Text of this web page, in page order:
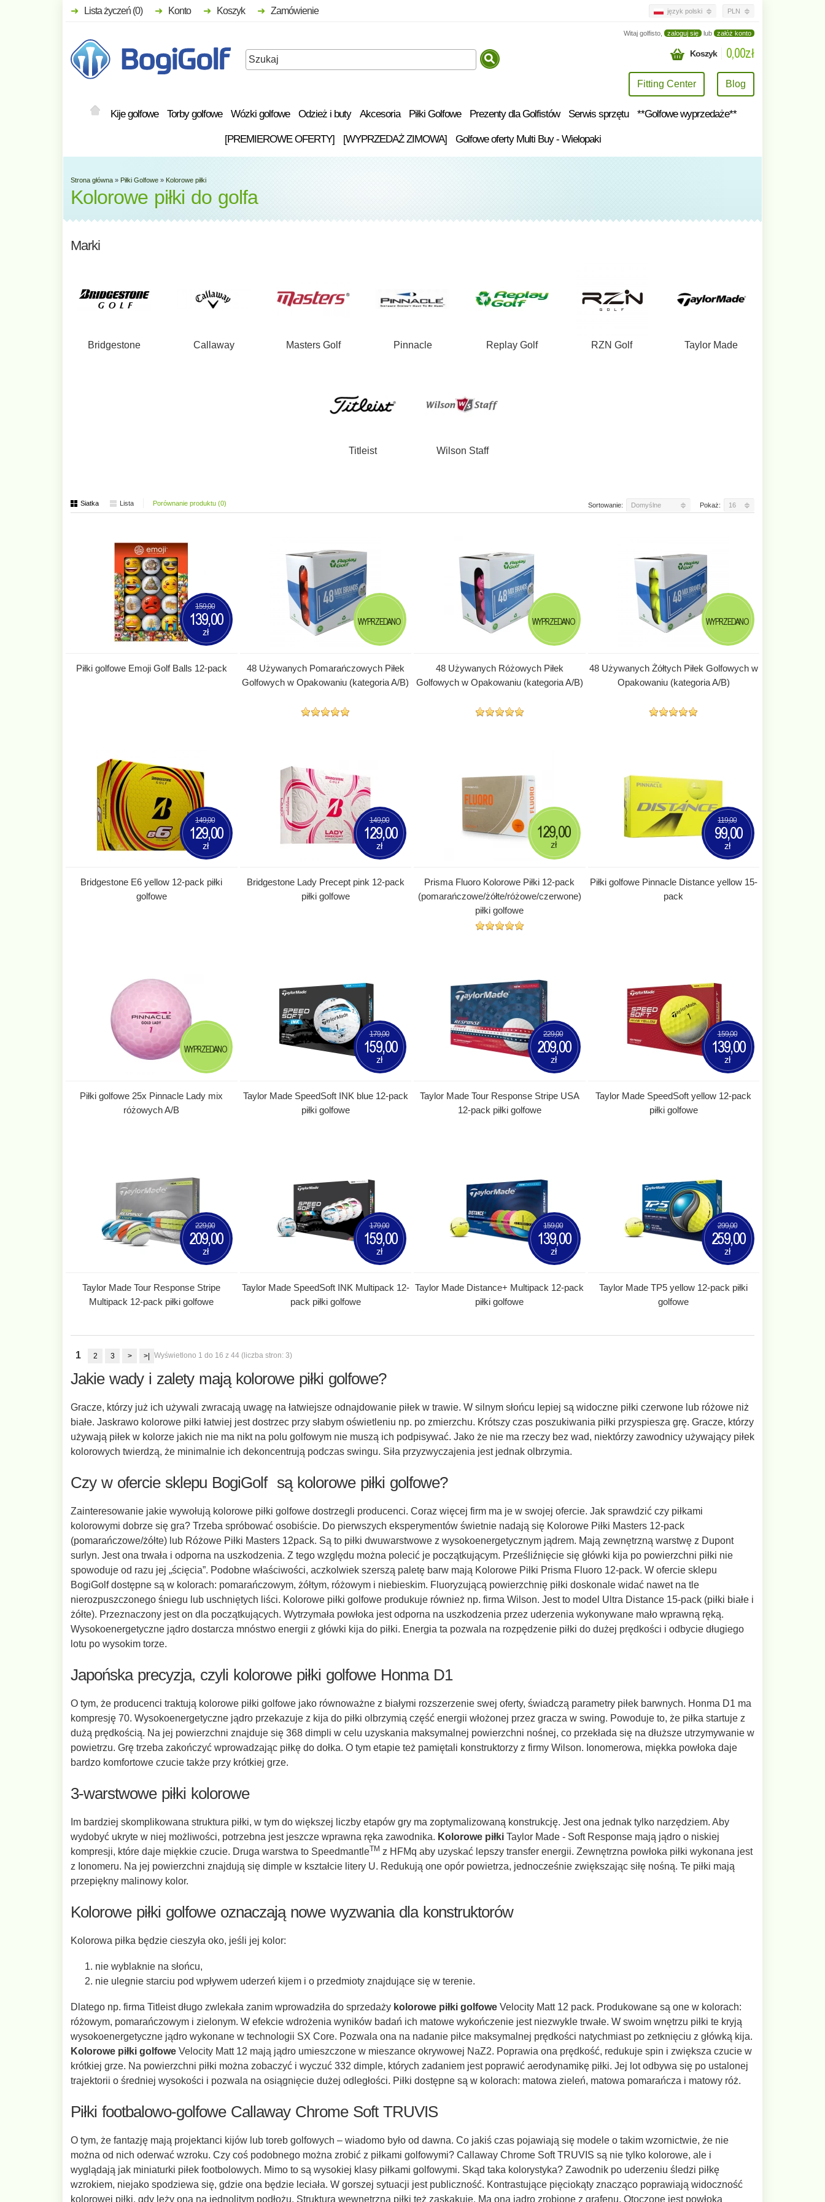
Witaj golfisto, zaloguj się lub załóż konto
Koszyk 0,00zł
Fitting Center Blog
Kije golfowe Torby golfowe Wózki golfowe Odzież i buty Akcesoria Piłki Golfowe Prezenty dla Golfistów Serwis sprzętu **Golfowe wyprzedaże**
[PREMIEROWE OFERTY] [WYPRZEDAŻ ZIMOWA] Golfowe oferty Multi Buy - Wielopaki
Lista życzeń (0) Konto Koszyk Zamówienie język polski PLN
Strona główna » Piłki Golfowe » Kolorowe piłki
Kolorowe piłki do golfa
Marki
Bridgestone Callaway Masters Golf Pinnacle Replay Golf RZN Golf Taylor Made
Titleist Wilson Staff
Sortowanie: Domyślne Pokaż: 16
Siatka Lista Porównanie produktu (0)
Piłki golfowe Emoji Golf Balls 12-pack
159,00
139,00
zł
48 Używanych Pomarańczowych Piłek
Golfowych w Opakowaniu (kategoria A/B)
WYPRZEDANO
48 Używanych Różowych Piłek
Golfowych w Opakowaniu (kategoria A/B)
WYPRZEDANO
48 Używanych Żółtych Piłek Golfowych w
Opakowaniu (kategoria A/B)
WYPRZEDANO
Bridgestone E6 yellow 12-pack piłki
golfowe
149,00
129,00
zł
Bridgestone Lady Precept pink 12-pack
piłki golfowe
149,00
129,00
zł
Prisma Fluoro Kolorowe Piłki 12-pack
(pomarańczowe/żółte/różowe/czerwone)
piłki golfowe
129,00
zł
Piłki golfowe Pinnacle Distance yellow 15-
pack
119,00
99,00
zł
Piłki golfowe 25x Pinnacle Lady mix
różowych A/B
WYPRZEDANO
Taylor Made SpeedSoft INK blue 12-pack
piłki golfowe
179,00
159,00
zł
Taylor Made Tour Response Stripe USA
12-pack piłki golfowe
229,00
209,00
zł
Taylor Made SpeedSoft yellow 12-pack
piłki golfowe
159,00
139,00
zł
Taylor Made Tour Response Stripe
Multipack 12-pack piłki golfowe
229,00
209,00
zł
Taylor Made SpeedSoft INK Multipack 12-
pack piłki golfowe
179,00
159,00
zł
Taylor Made Distance+ Multipack 12-pack
piłki golfowe
159,00
139,00
zł
Taylor Made TP5 yellow 12-pack piłki
golfowe
299,00
259,00
zł
1 2 3 > >| Wyświetlono 1 do 16 z 44 (liczba stron: 3)
Jakie wady i zalety mają kolorowe piłki golfowe?
Gracze, którzy już ich używali zwracają uwagę na łatwiejsze odnajdowanie piłek w trawie. W silnym słońcu lepiej są widoczne piłki czerwone lub różowe niż
białe. Jaskrawo kolorowe piłki łatwiej jest dostrzec przy słabym oświetleniu np. po zmierzchu. Krótszy czas poszukiwania piłki przyspiesza grę. Gracze, którzy
używają piłek w kolorze jakich nie ma nikt na polu golfowym nie muszą ich podpisywać. Jako że nie ma rzeczy bez wad, niektórzy zawodnicy używający piłek
kolorowych twierdzą, że minimalnie ich dekoncentrują podczas swingu. Siła przyzwyczajenia jest jednak olbrzymia.
Czy w ofercie sklepu BogiGolf są kolorowe piłki golfowe?
Zainteresowanie jakie wywołują kolorowe piłki golfowe dostrzegli producenci. Coraz więcej firm ma je w swojej ofercie. Jak sprawdzić czy piłkami
kolorowymi dobrze się gra? Trzeba spróbować osobiście. Do pierwszych eksperymentów świetnie nadają się Kolorowe Piłki Masters 12-pack
(pomarańczowe/żółte) lub Różowe Piłki Masters 12pack. Są to piłki dwuwarstwowe z wysokoenergetycznym jądrem. Mają zewnętrzną warstwę z Dupont
surlyn. Jest ona trwała i odporna na uszkodzenia. Z tego względu można polecić je początkującym. Prześliźnięcie się główki kija po powierzchni piłki nie
spowoduje od razu jej „ścięcia”. Podobne właściwości, aczkolwiek szerszą paletę barw mają Kolorowe Piłki Prisma Fluoro 12-pack. W ofercie sklepu
BogiGolf dostępne są w kolorach: pomarańczowym, żółtym, różowym i niebieskim. Fluoryzującą powierzchnię piłki doskonale widać nawet na tle
nierozpuszczonego śniegu lub uschniętych liści. Kolorowe piłki golfowe produkuje również np. firma Wilson. Jest to model Ultra Distance 15-pack (piłki białe i
żółte). Przeznaczony jest on dla początkujących. Wytrzymała powłoka jest odporna na uszkodzenia przez uderzenia wykonywane mało wprawną ręką.
Wysokoenergetyczne jądro dostarcza mnóstwo energii z główki kija do piłki. Energia ta pozwala na rozpędzenie piłki do dużej prędkości i odbycie długiego
lotu po wysokim torze.
Japońska precyzja, czyli kolorowe piłki golfowe Honma D1
O tym, że producenci traktują kolorowe piłki golfowe jako równoważne z białymi rozszerzenie swej oferty, świadczą parametry piłek barwnych. Honma D1 ma
kompresję 70. Wysokoenergetyczne jądro przekazuje z kija do piłki olbrzymią część energii włożonej przez gracza w swing. Powoduje to, że piłka startuje z
dużą prędkością. Na jej powierzchni znajduje się 368 dimpli w celu uzyskania maksymalnej powierzchni nośnej, co przekłada się na dłuższe utrzymywanie w
powietrzu. Grę trzeba zakończyć wprowadzając piłkę do dołka. O tym etapie też pamiętali konstruktorzy z firmy Wilson. Ionomerowa, miękka powłoka daje
bardzo komfortowe czucie także przy krótkiej grze.
3-warstwowe piłki kolorowe
Im bardziej skomplikowana struktura piłki, w tym do większej liczby etapów gry ma zoptymalizowaną konstrukcję. Jest ona jednak tylko narzędziem. Aby
wydobyć ukryte w niej możliwości, potrzebna jest jeszcze wprawna ręka zawodnika. Kolorowe piłki Taylor Made - Soft Response mają jądro o niskiej
kompresji, które daje miękkie czucie. Druga warstwa to SpeedmantleTM z HFMq aby uzyskać lepszy transfer energii. Zewnętrzna powłoka piłki wykonana jest
z Ionomeru. Na jej powierzchni znajdują się dimple w kształcie litery U. Redukują one opór powietrza, jednocześnie zwiększając siłę nośną. Te piłki mają
przepiękny malinowy kolor.
Kolorowe piłki golfowe oznaczają nowe wyzwania dla konstruktorów
Kolorowa piłka będzie cieszyła oko, jeśli jej kolor:
nie wyblaknie na słońcu,
nie ulegnie starciu pod wpływem uderzeń kijem i o przedmioty znajdujące się w terenie.
Dlatego np. firma Titleist długo zwlekała zanim wprowadziła do sprzedaży kolorowe piłki golfowe Velocity Matt 12 pack. Produkowane są one w kolorach:
różowym, pomarańczowym i zielonym. W efekcie wdrożenia wyników badań ich matowe wykończenie jest niezwykle trwałe. W swoim wnętrzu piłki te kryją
wysokoenergetyczne jądro wykonane w technologii SX Core. Pozwala ona na nadanie piłce maksymalnej prędkości natychmiast po zetknięciu z główką kija.
Kolorowe piłki golfowe Velocity Matt 12 mają jądro umieszczone w mieszance okrywowej NaZ2. Poprawia ona prędkość, redukuje spin i zwiększa czucie w
krótkiej grze. Na powierzchni piłki można zobaczyć i wyczuć 332 dimple, których zadaniem jest poprawić aerodynamikę piłki. Jej lot odbywa się po ustalonej
trajektorii o średniej wysokości i pozwala na osiągnięcie dużej odległości. Piłki dostępne są w kolorach: matowa zieleń, matowa pomarańcza i matowy róż.
Piłki footbalowo-golfowe Callaway Chrome Soft TRUVIS
O tym, że fantazję mają projektanci kijów lub toreb golfowych – wiadomo było od dawna. Co jakiś czas pojawiają się modele o takim wzornictwie, że nie
można od nich oderwać wzroku. Czy coś podobnego można zrobić z piłkami golfowymi? Callaway Chrome Soft TRUVIS są nie tylko kolorowe, ale i
wyglądają jak miniaturki piłek footbolowych. Mimo to są wysokiej klasy piłkami golfowymi. Skąd taka kolorystyka? Zawodnik po uderzeniu śledzi piłkę
wzrokiem, niejako spodziewa się, gdzie ona będzie leciała. W gorszej sytuacji jest publiczność. Kontrastujące pięciokąty znacząco poprawiają widoczność
kolorowej piłki, gdy leży ona na jednolitym podłożu. Struktura wewnętrzna piłki też zaskakuje. Ma ona jądro zrobione z grafenu. Otoczone jest powłoką